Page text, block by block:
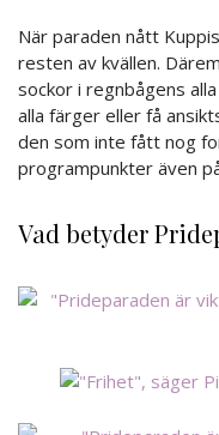
När paraden nått
resten av kvällen.
sockor i regnbågens
alla färger eller få
den som inte fått nog
programpunkter även
Vad betyder